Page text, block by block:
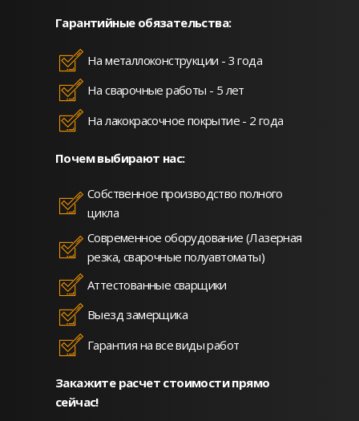
Гарантийные обязательства:
На металлоконструкции - 3 года
На сварочные работы - 5 лет
На лакокрасочное покрытие - 2 года
Почем выбирают нас:
Собственное производство полного
цикла
Современное оборудование (Лазерная
резка, сварочные полуавтоматы)
Аттестованные сварщики
Выезд замерщика
Гарантия на все виды работ
Закажите расчет стоимости прямо
сейчас!